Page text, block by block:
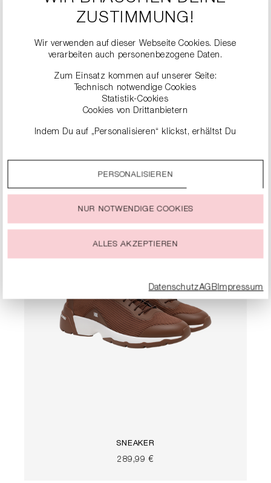
ÄHNLICHE
SNEAKER
289,99 €
ZUSTIMMUNG!
Wir verwenden auf dieser Webseite Cookies. Diese
verarbeiten auch personenbezogene Daten.
Zum Einsatz kommen auf unserer Seite:
Technisch notwendige Cookies
Statistik-Cookies
Cookies von Drittanbietern
Indem Du auf „Personalisieren“ klickst, erhältst Du
Durch einen Klick auf das Auswahlfeld „Alle akzeptieren“
stimmst Du der Verwendung aller Cookies zu, die unter
jeder Zeit ändern oder widerrufen.
PERSONALISIEREN
NUR NOTWENDIGE COOKIES
ALLES AKZEPTIEREN
DatenschutzAGBImpressum